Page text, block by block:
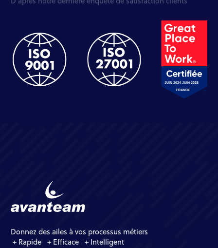
Donnez des ailes à vos processus métiers
+ Rapide + Efficace + Intelligent